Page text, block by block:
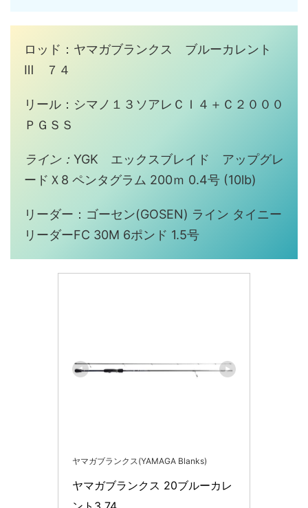
ロッド：ヤマガブランクス ブルーカレント
Ⅲ ７４
リール：シマノ１３ソアレＣＩ４＋Ｃ２０００
ＰＧＳＳ
ライン： YGK エックスブレイド アップグレ
ードＸ8 ペンタグラム 200ｍ 0.4号 (10lb)
リーダー：ゴーセン(GOSEN) ライン タイニー
リーダーFC 30M 6ポンド 1.5号
ヤマガブランクス(YAMAGA Blanks)
ヤマガブランクス 20ブルーカレ